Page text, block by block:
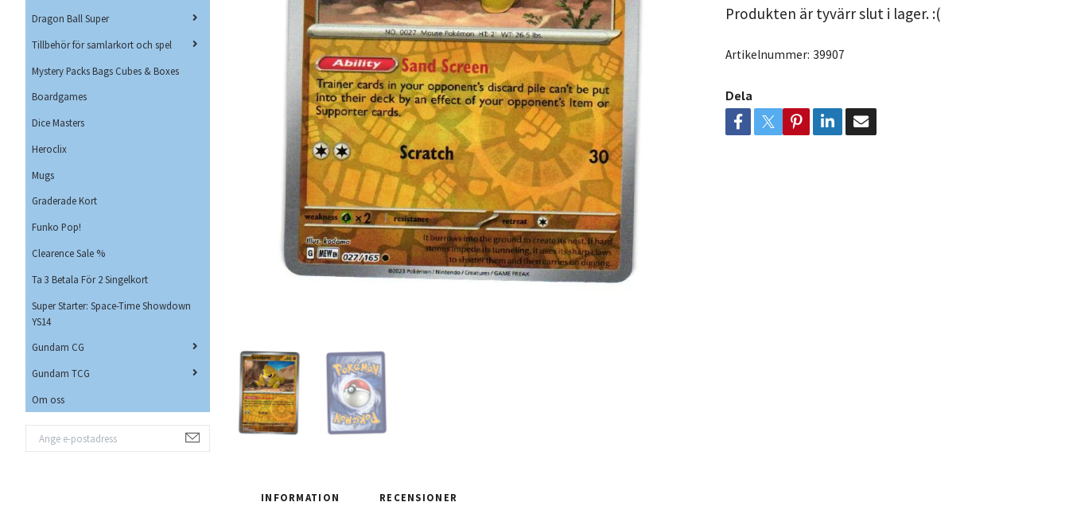
Dragon Ball Super
Tillbehör för samlarkort och spel
Mystery Packs Bags Cubes & Boxes
Boardgames
Dice Masters
Heroclix
Mugs
Graderade Kort
Funko Pop!
Clearence Sale %
Ta 3 Betala För 2 Singelkort
Super Starter: Space-Time Showdown
YS14
Gundam CG
Gundam TCG
Om oss
Produkten är tyvärr slut i lager. :(
Artikelnummer: 39907
Dela
INFORMATION RECENSIONER